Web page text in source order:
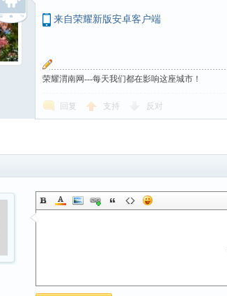
来自荣耀新版安卓客户端
荣耀渭南网---每天我们都在影响这座城市！
回复 支持 反对